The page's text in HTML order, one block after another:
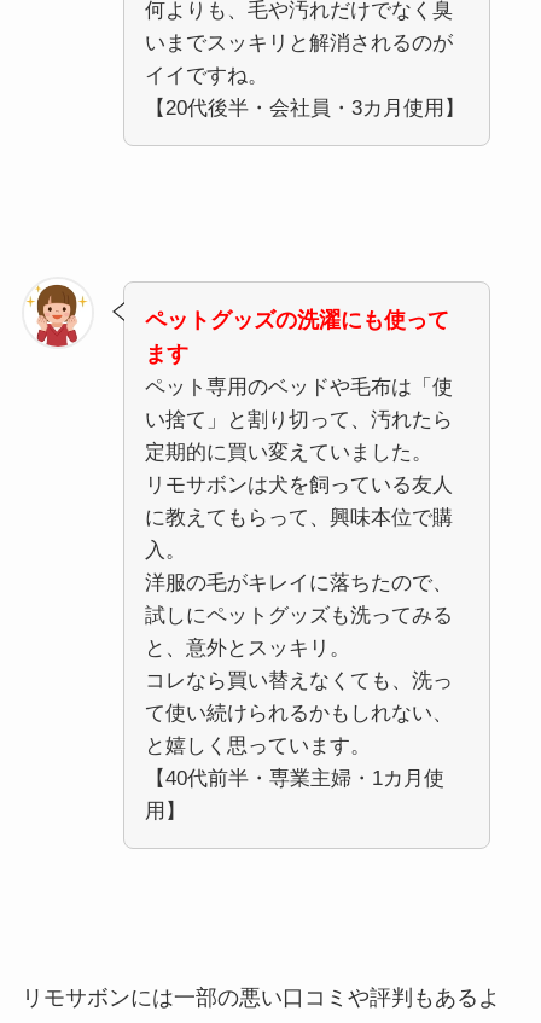
何よりも、毛や汚れだけでなく臭
いまでスッキリと解消されるのが
イイですね。
【20代後半・会社員・3カ月使用】
ペットグッズの洗濯にも使って
ます
ペット専用のベッドや毛布は「使
い捨て」と割り切って、汚れたら
定期的に買い変えていました。
リモサボンは犬を飼っている友人
に教えてもらって、興味本位で購
入。
洋服の毛がキレイに落ちたので、
試しにペットグッズも洗ってみる
と、意外とスッキリ。
コレなら買い替えなくても、洗っ
て使い続けられるかもしれない、
と嬉しく思っています。
【40代前半・専業主婦・1カ月使
用】
リモサボンには一部の悪い口コミや評判もあるよ